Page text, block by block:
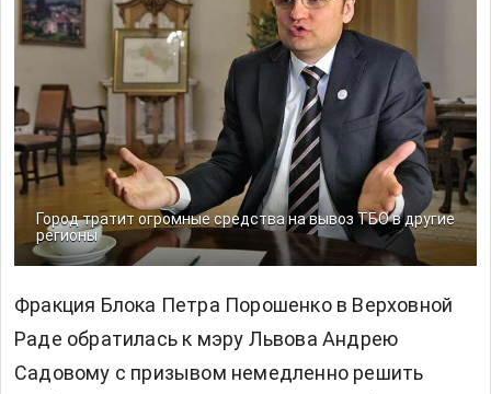
Город тратит огромные средства на вывоз ТБО в другие
регионы
Фракция Блока Петра Порошенко в Верховной
Раде обратилась к мэру Львова Андрею
Садовому с призывом немедленно решить